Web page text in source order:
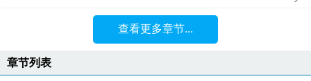
查看更多章节...
章节列表